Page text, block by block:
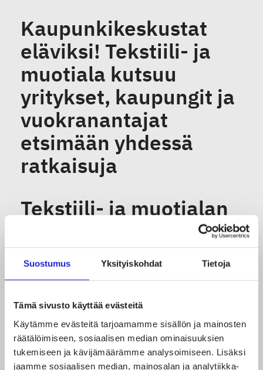
Suostumus Yksityiskohdat Tietoja
Tämä sivusto käyttää evästeitä
Käytämme evästeitä tarjoamamme sisällön ja mainosten
räätälöimiseen, sosiaalisen median ominaisuuksien
tukemiseen ja kävijämäärämme analysoimiseen. Lisäksi
jaamme sosiaalisen median, mainosalan ja analytiikka-
Kaupunkikeskustat
eläviksi! Tekstiili- ja
muotiala kutsuu
yritykset, kaupungit ja
vuokranantajat
etsimään yhdessä
ratkaisuja
Tekstiili- ja muotialan
Koronatilanne
heikentänyt
lähikuukausien
näkymiä, mutta
tulevaisuuteen